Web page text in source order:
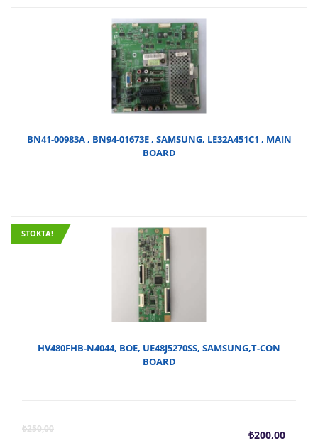
BN41-00983A , BN94-01673E , SAMSUNG, LE32A451C1 , MAIN
BOARD
STOKTA!
HV480FHB-N4044, BOE, UE48J5270SS, SAMSUNG,T-CON
BOARD
₺250,00 ₺200,00
Şu